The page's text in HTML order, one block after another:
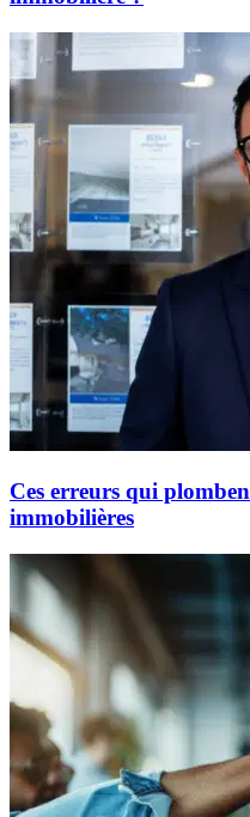
Ces erreurs qui
immobilières